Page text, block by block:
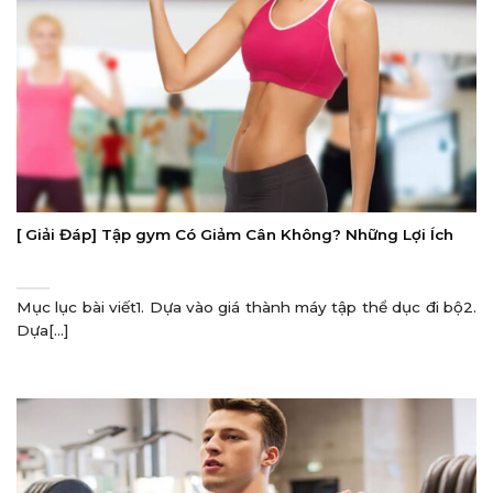
[ Giải Đáp] Tập gym Có Giảm Cân Không? Những Lợi Ích
Mục lục bài viết1. Dựa vào giá thành máy tập thể dục đi bộ2.
Dựa[...]